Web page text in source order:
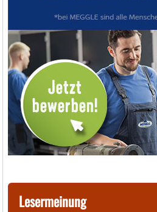
Lesermeinung